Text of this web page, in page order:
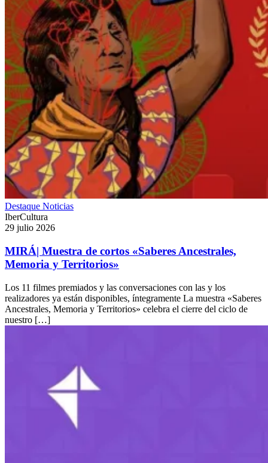
Destaque Noticias
IberCultura
29 julio 2026
MIRÁ| Muestra de cortos «Saberes Ancestrales,
Memoria y Territorios»
Los 11 filmes premiados y las conversaciones con las y los
realizadores ya están disponibles, íntegramente La muestra «Saberes
Ancestrales, Memoria y Territorios» celebra el cierre del ciclo de
nuestro […]